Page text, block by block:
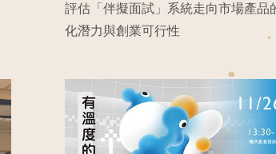
評估「伴擬面試」系統走向市場產品
化潛力與創業可行性